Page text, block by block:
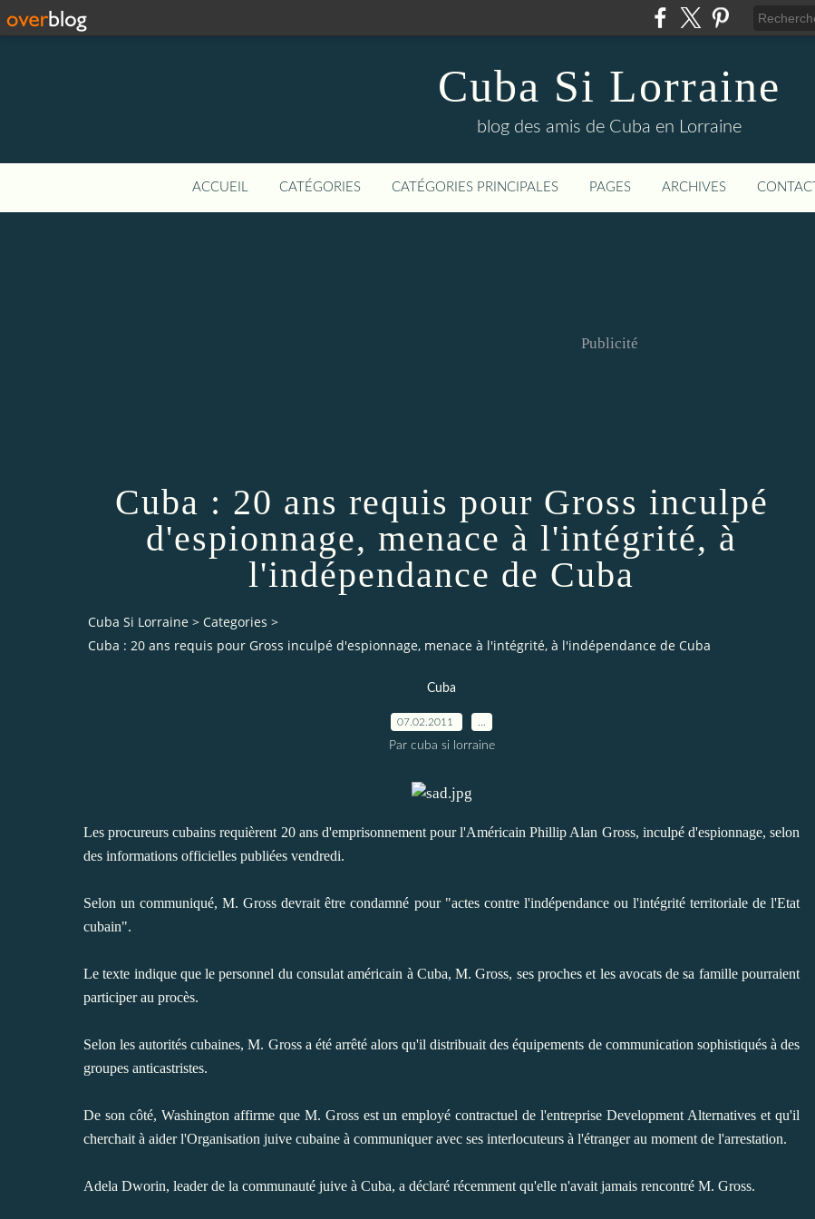
Cuba Si Lorraine
blog des amis de Cuba en Lorraine
ACCUEIL CATÉGORIES CATÉGORIES PRINCIPALES PAGES ARCHIVES CONTACT
Publicité
Cuba : 20 ans requis pour Gross inculpé
d'espionnage, menace à l'intégrité, à
l'indépendance de Cuba
Cuba Si Lorraine > Categories >
Cuba : 20 ans requis pour Gross inculpé d'espionnage, menace à l'intégrité, à l'indépendance de Cuba
Cuba
07.02.2011
Par cuba si lorraine
Les procureurs cubains requièrent 20 ans d'emprisonnement pour l'Américain Phillip Alan Gross, inculpé d'espionnage, selon
des informations officielles publiées vendredi.
Selon un communiqué, M. Gross devrait être condamné pour "actes contre l'indépendance ou l'intégrité territoriale de l'Etat
cubain".
Le texte indique que le personnel du consulat américain à Cuba, M. Gross, ses proches et les avocats de sa famille pourraient
participer au procès.
Selon les autorités cubaines, M. Gross a été arrêté alors qu'il distribuait des équipements de communication sophistiqués à des
groupes anticastristes.
De son côté, Washington affirme que M. Gross est un employé contractuel de l'entreprise Development Alternatives et qu'il
cherchait à aider l'Organisation juive cubaine à communiquer avec ses interlocuteurs à l'étranger au moment de l'arrestation.
Adela Dworin, leader de la communauté juive à Cuba, a déclaré récemment qu'elle n'avait jamais rencontré M. Gross.